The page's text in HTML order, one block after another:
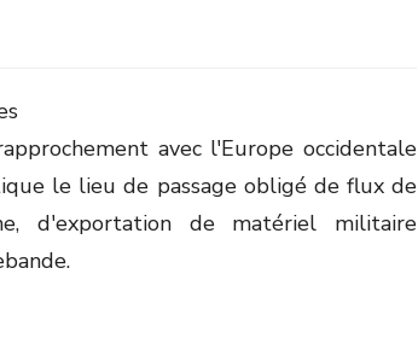
avec l'Europe occidentale
le lieu de passage obligé de flux de
d'exportation de matériel militaire